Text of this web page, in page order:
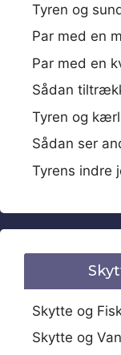
Tyren og
Par med en
Par med en
Sådan
Tyren og
Sådan ser
Tyrens indre
Skytte og
Skytte og